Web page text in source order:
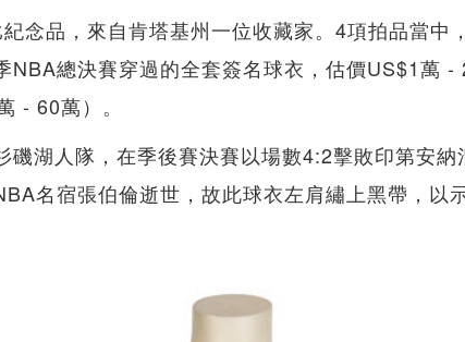
念品，來自肯塔基州一位收藏家。4項拍品當中
NBA總決賽穿過的全套簽名球衣，估價US$1萬 -
- 60萬）。
磯湖人隊，在季後賽決賽以場數4:2擊敗印第安
名宿張伯倫逝世，故此球衣左肩繡上黑帶，以示